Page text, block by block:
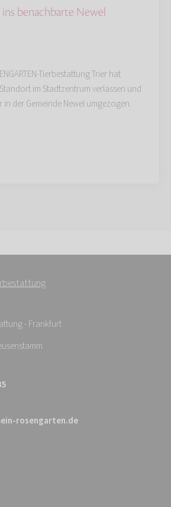
ins benachbarte Newel
Tierbestattung Trier hat
im Stadtzentrum verlassen und
in der Gemeinde Newel umgezogen.
- Frankfurt
rosengarten.de